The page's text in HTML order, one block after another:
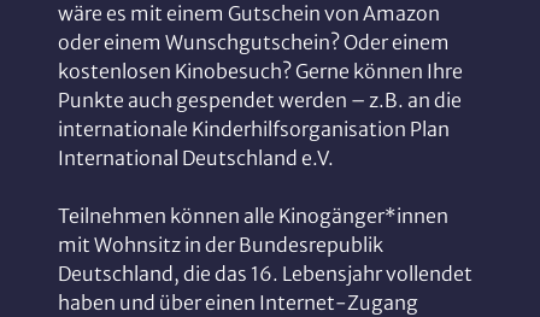
wäre es mit einem Gutschein von Amazon
oder einem Wunschgutschein? Oder einem
kostenlosen Kinobesuch? Gerne können Ihre
Punkte auch gespendet werden – z.B. an die
internationale Kinderhilfsorganisation Plan
International Deutschland e.V.
Teilnehmen können alle Kinogänger*innen
mit Wohnsitz in der Bundesrepublik
Deutschland, die das 16. Lebensjahr vollendet
haben und über einen Internet-Zugang